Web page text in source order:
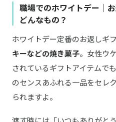
Francfranc／フランフラン
カドミニョン シェルフィズ
No.101 スタンダード＆フルー
職場でのホワイトデー｜
どんなもの？
ホワイトデー定番のお返しギフ
キーなどの焼き菓子。女性ウ
されているギフトアイテムで
のセンスあふれる一品をセレ
られますよ。